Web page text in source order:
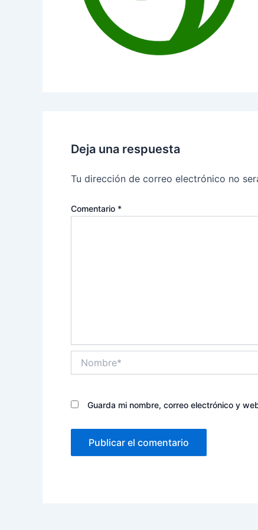
Deja una respuesta
Tu dirección de correo electrónico no
Comentario *
Guarda mi nombre, correo electrónico y